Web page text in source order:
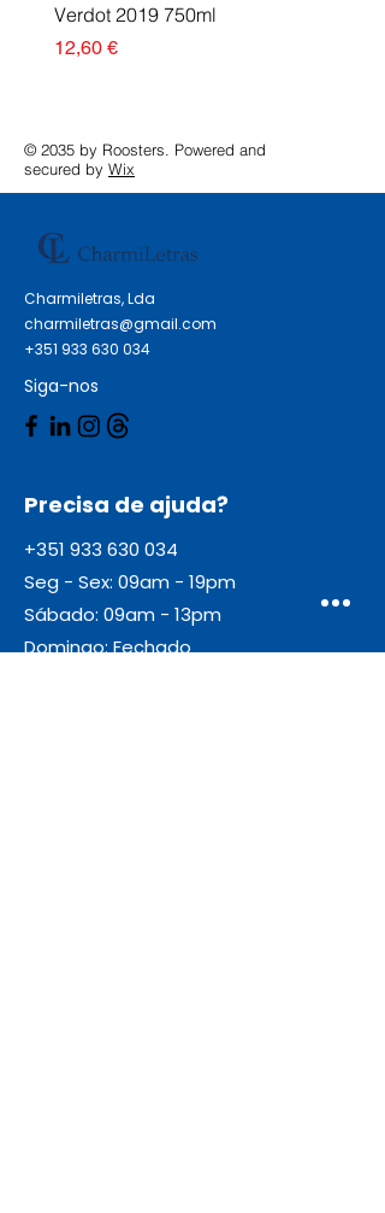
Verdot 2019 750ml
Preço
12,60 €
© 2035 by Roosters. Powered and
secured by Wix
Charmiletras, Lda
charmiletras@gmail.com
+351 933 630 034
Siga-nos
Precisa de ajuda?
+351 933 630 034
Seg - Sex: 09am - 19pm
Sábado: 09am - 13pm
Domingo: Fechado